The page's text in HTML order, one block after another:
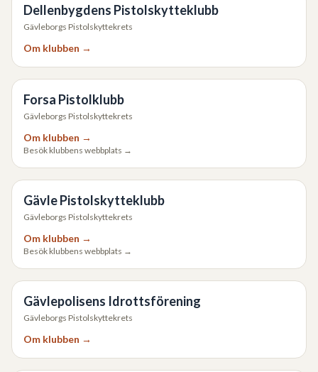
Dellenbygdens Pistolskytteklubb
Gävleborgs Pistolskyttekrets
Om klubben →
Forsa Pistolklubb
Gävleborgs Pistolskyttekrets
Om klubben →
Besök klubbens webbplats →
Gävle Pistolskytteklubb
Gävleborgs Pistolskyttekrets
Om klubben →
Besök klubbens webbplats →
Gävlepolisens Idrottsförening
Gävleborgs Pistolskyttekrets
Om klubben →